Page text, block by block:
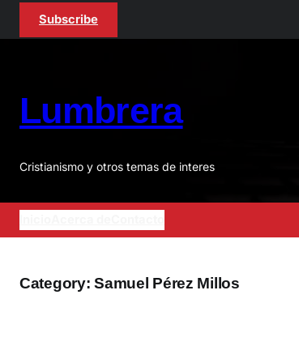
Subscribe
Lumbrera
Cristianismo y otros temas de interes
Category:Samuel Pérez Millos